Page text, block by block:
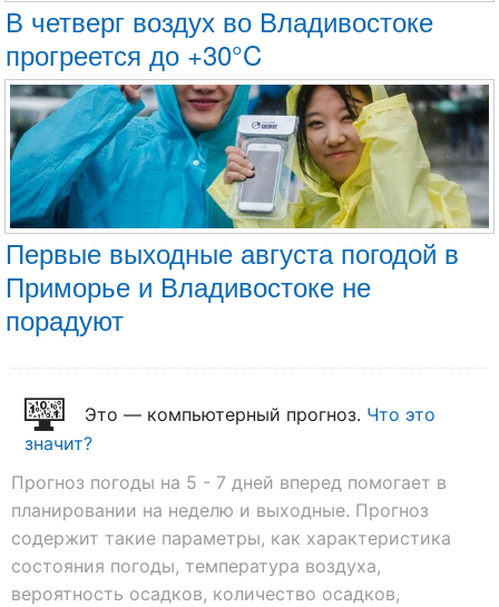
В четверг воздух во Владивостоке
прогреется до +30°C
Первые выходные августа погодой в
Приморье и Владивостоке не
порадуют
Это — компьютерный прогноз. Что это
значит?
Прогноз погоды на 5 - 7 дней вперед помогает в
планировании на неделю и выходные. Прогноз
содержит такие параметры, как характеристика
состояния погоды, температура воздуха,
вероятность осадков, количество осадков,